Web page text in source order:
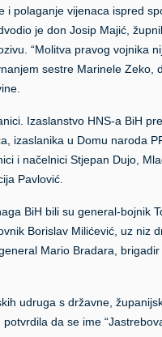
i polaganje vijenaca ispred
je don Josip Majić,
“Molitva pravog vojnika
sestre Marinele
Izaslanstvo HNS-a BiH
izaslanika u Domu naroda
i načelnici Stjepan Dujo,
Pavlović.
BiH bili su general-bojnik
Borislav Milićević, uz niz
Mario Bradara,
udruga s državne,
da se ime